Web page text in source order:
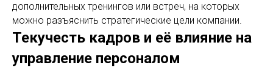
дополнительных тренингов или встреч, на которых
можно разъяснить стратегические цели компании.
Текучесть кадров и её влияние на
управление персоналом